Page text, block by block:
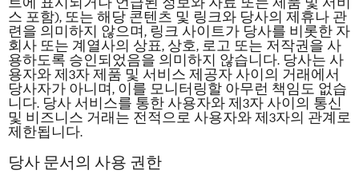
스 포함), 또는 해당 콘텐츠 및 링크와 당사의 제휴나 관
련을 의미하지 않으며, 링크 사이트가 당사를 비롯한 자
회사 또는 계열사의 상표, 상호, 로고 또는 저작권을 사
용하도록 승인되었음을 의미하지 않습니다. 당사는 사
용자와 제3자 제품 및 서비스 제공자 사이의 거래에서
당사자가 아니며, 이를 모니터링할 아무런 책임도 없습
니다. 당사 서비스를 통한 사용자와 제3자 사이의 통신
및 비즈니스 거래는 전적으로 사용자와 제3자의 관계로
제한됩니다.
당사 문서의 사용 권한